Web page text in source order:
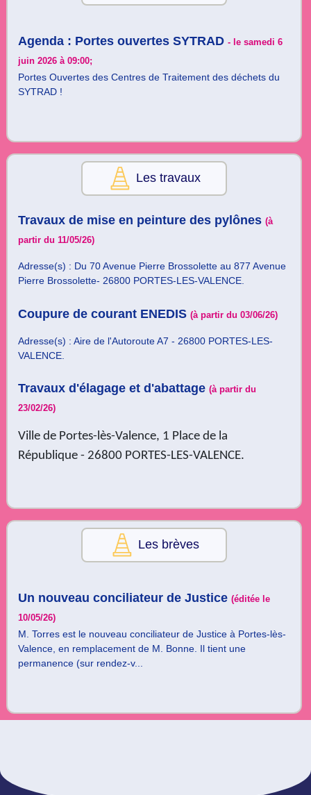
Agenda : Portes ouvertes SYTRAD - le samedi 6
juin 2026 à 09:00;
Portes Ouvertes des Centres de Traitement des déchets du
SYTRAD !
Les travaux
Travaux de mise en peinture des pylônes (à
partir du 11/05/26)
Adresse(s) : Du 70 Avenue Pierre Brossolette au 877 Avenue
Pierre Brossolette- 26800 PORTES-LES-VALENCE.
Coupure de courant ENEDIS (à partir du 03/06/26)
Adresse(s) : Aire de l'Autoroute A7 - 26800 PORTES-LES-
VALENCE.
Travaux d'élagage et d'abattage (à partir du
23/02/26)
Ville de Portes-lès-Valence, 1 Place de la
République - 26800 PORTES-LES-VALENCE.
Les brèves
Un nouveau conciliateur de Justice (éditée le
10/05/26)
M. Torres est le nouveau conciliateur de Justice à Portes-lès-
Valence, en remplacement de M. Bonne. Il tient une
permanence (sur rendez-v...